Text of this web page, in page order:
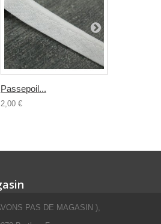
Passepoil...
2,00 €
PAS DE MAGASIN ),